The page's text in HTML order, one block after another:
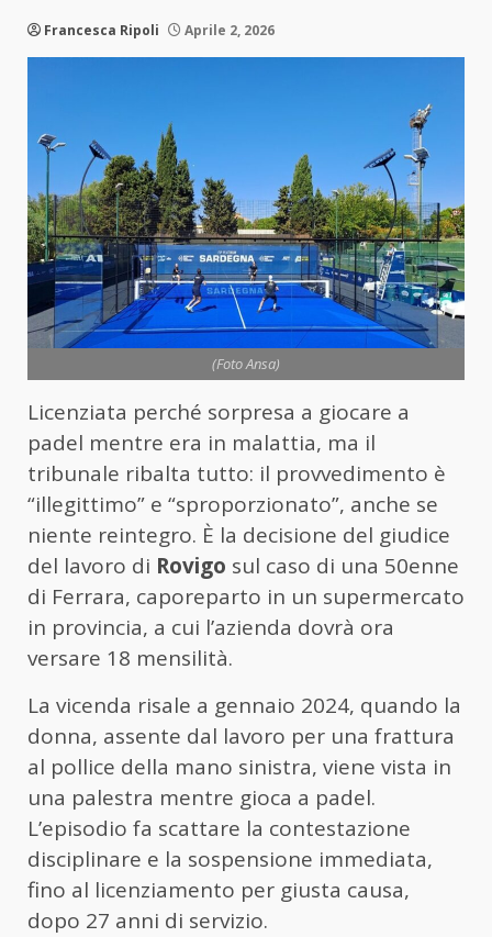
Francesca Ripoli Aprile 2, 2026
(Foto Ansa)
Licenziata perché sorpresa a giocare a
padel mentre era in malattia, ma il
tribunale ribalta tutto: il provvedimento è
“illegittimo” e “sproporzionato”, anche se
niente reintegro. È la decisione del giudice
del lavoro di Rovigo sul caso di una 50enne
di Ferrara, caporeparto in un supermercato
in provincia, a cui l’azienda dovrà ora
versare 18 mensilità.
La vicenda risale a gennaio 2024, quando la
donna, assente dal lavoro per una frattura
al pollice della mano sinistra, viene vista in
una palestra mentre gioca a padel.
L’episodio fa scattare la contestazione
disciplinare e la sospensione immediata,
fino al licenziamento per giusta causa,
dopo 27 anni di servizio.